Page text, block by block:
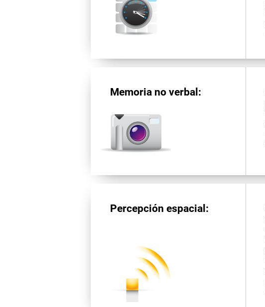
Memoria no verbal:
Percepción espacial: